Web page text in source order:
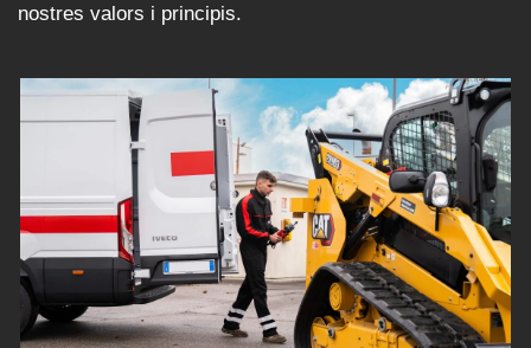
nostres valors i principis.